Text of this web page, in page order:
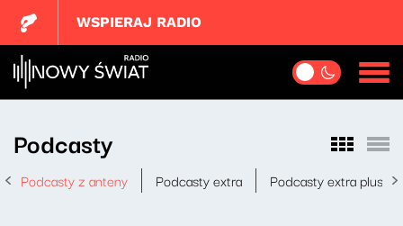
WSPIERAJ RADIO
Podcasty
Podcasty z anteny Podcasty extra Podcasty extra plus